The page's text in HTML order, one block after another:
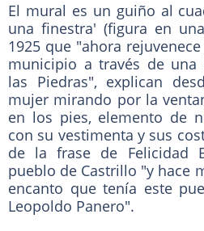
El mural es un guiño al
una finestra' (figura en
1925 que "ahora
municipio a través de
las Piedras", explican
mujer mirando por la
en los pies, elemento de
con su vestimenta y sus
de la frase de Felicidad
pueblo de Castrillo "y hace
encanto que tenía este
Leopoldo Panero".